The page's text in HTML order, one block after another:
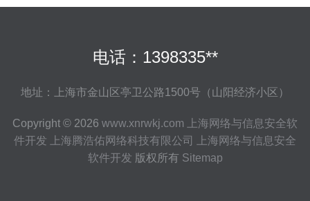
电话：1398335**
地址：上海市金山区亭卫公路1500号（山阳经济小区）
Copyright © 2026 www.xnrwkj.com
上海网络与信息安全软
件开发
上海腾浩佑网络科技有限公司
上海网络与信息安全
软件开发 版权所有 Sitemap